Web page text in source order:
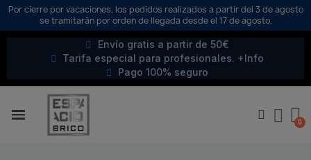
Por cierre por vacaciones, los pedidos realizados a partir del 3 de agosto
se tramitarán por orden de llegada desde el 17 de agosto.
Envío gratis a partir de 50€
Tarifa especial para profesionales. +Info
Pago 100% seguro